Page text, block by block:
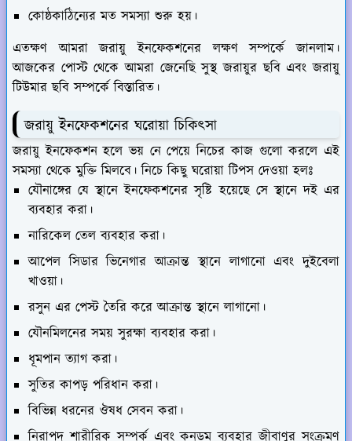
কোষ্ঠকাঠিন্যের মত সমস্যা শুরু হয়।
এতক্ষণ আমরা জরায়ু ইনফেকশনের লক্ষণ সম্পর্কে জানলাম।
আজকের পোস্ট থেকে আমরা জেনেছি সুস্থ জরায়ুর ছবি এবং জরায়ু
টিউমার ছবি সম্পর্কে বিস্তারিত।
জরায়ু ইনফেকশনের ঘরোয়া চিকিৎসা
জরায়ু ইনফেকশন হলে ভয় নে পেয়ে নিচের কাজ গুলো করলে এই
সমস্যা থেকে মুক্তি মিলবে। নিচে কিছু ঘরোয়া টিপস দেওয়া হলঃ
যৌনাঙ্গের যে স্থানে ইনফেকশনের সৃষ্টি হয়েছে সে স্থানে দই এর
ব্যবহার করা।
নারিকেল তেল ব্যবহার করা।
আপেল সিডার ভিনেগার আক্রান্ত স্থানে লাগানো এবং দুইবেলা
খাওয়া।
রসুন এর পেস্ট তৈরি করে আক্রান্ত স্থানে লাগানো।
যৌনমিলনের সময় সুরক্ষা ব্যবহার করা।
ধূমপান ত্যাগ করা।
সুতির কাপড় পরিধান করা।
বিভিন্ন ধরনের ঔষধ সেবন করা।
নিরাপদ শারীরিক সম্পর্ক এবং কনডম ব্যবহার জীবাণুর সংক্রমণ